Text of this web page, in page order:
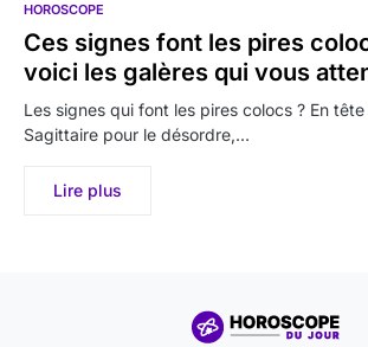
HOROSCOPE
Ces signes font les pires
voici les galères qui vous
Les signes qui font les pires colocs ? En
Sagittaire pour le désordre,…
Lire plus